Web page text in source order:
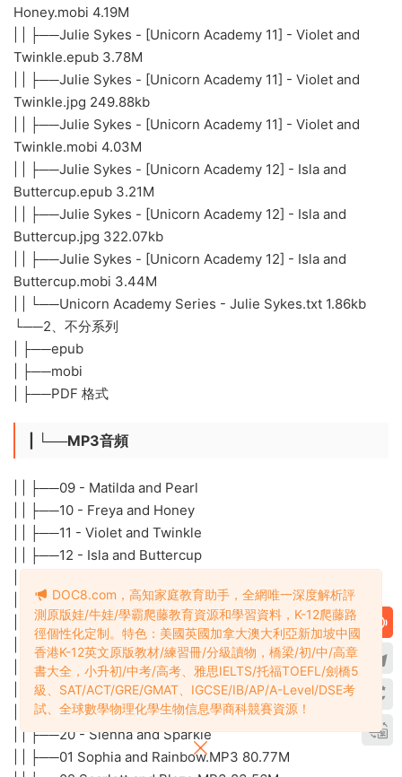
Honey.mobi 4.19M
| | ├──Julie Sykes - [Unicorn Academy 11] - Violet and
Twinkle.epub 3.78M
| | ├──Julie Sykes - [Unicorn Academy 11] - Violet and
Twinkle.jpg 249.88kb
| | ├──Julie Sykes - [Unicorn Academy 11] - Violet and
Twinkle.mobi 4.03M
| | ├──Julie Sykes - [Unicorn Academy 12] - Isla and
Buttercup.epub 3.21M
| | ├──Julie Sykes - [Unicorn Academy 12] - Isla and
Buttercup.jpg 322.07kb
| | ├──Julie Sykes - [Unicorn Academy 12] - Isla and
Buttercup.mobi 3.44M
| | └──Unicorn Academy Series - Julie Sykes.txt 1.86kb
└──2、不分系列
| ├──epub
| ├──mobi
| ├──PDF 格式
| └──MP3音頻
| | ├──09 - Matilda and Pearl
| | ├──10 - Freya and Honey
| | ├──11 - Violet and Twinkle
| | ├──12 - Isla and Buttercup
| | ├──13 - Lily and Feather
| | ├──14 - Phoebe and Shimmer
| | ├──15 - Zara and Moonbeam
| | ├──16 - Aisha and Silver
| | ├──17 - Lyra and Misty
| | ├──18 - Evie and Sunshine
| | ├──19 - Ivy and Flame
| | ├──20 - Sienna and Sparkle
| | ├──01 Sophia and Rainbow.MP3 80.77M
DOC8.com，高知家庭教育助手，全網唯一深度解析評
測原版娃/牛娃/學霸爬藤教育資源和學習資料，K-12爬藤路
徑個性化定制。特色：美國英國加拿大澳大利亞新加坡中國
香港K-12英文原版教材/練習冊/分級讀物，橋梁/初/中/高章
書大全，小升初/中考/高考、雅思IELTS/托福TOEFL/劍橋5
級、SAT/ACT/GRE/GMAT、IGCSE/IB/AP/A-Level/DSE考
試、全球數學物理化學生物信息學商科競賽資源！